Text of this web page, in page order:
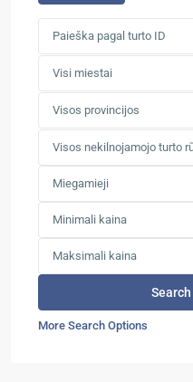
Visi miestai
Visos provincijos
Visos nekilnojamojo turto
More Search Options